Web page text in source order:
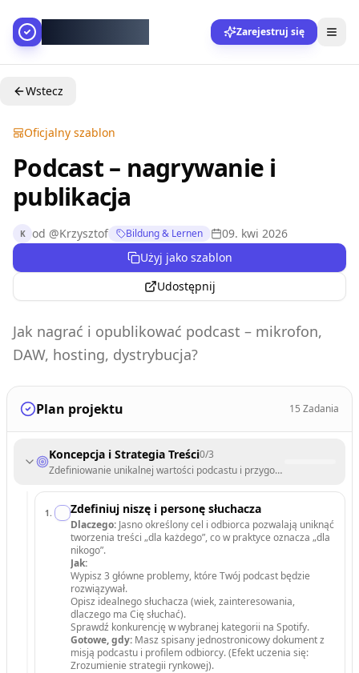
Zarejestruj się
Wstecz
Oficjalny szablon
Podcast – nagrywanie i
publikacja
K od @Krzysztof Bildung & Lernen
09. kwi 2026
Użyj jako szablon
Udostępnij
Jak nagrać i opublikować podcast – mikrofon,
DAW, hosting, dystrybucja?
Plan projektu 15 Zadania
Koncepcja i Strategia Treści0/3
Zdefiniowanie unikalnej wartości podcastu i przygotowanie
1 . Zdefiniuj niszę i personę słuchacza
Dlaczego: Jasno określony cel i odbiorca pozwalają uniknąć
tworzenia treści „dla każdego”, co w praktyce oznacza „dla
nikogo”.
Jak:
Wypisz 3 główne problemy, które Twój podcast będzie
rozwiązywał.
Opisz idealnego słuchacza (wiek, zainteresowania,
dlaczego ma Cię słuchać).
Sprawdź konkurencję w wybranej kategorii na Spotify.
Gotowe, gdy: Masz spisany jednostronicowy dokument z
misją podcastu i profilem odbiorcy. (Efekt uczenia się:
Zrozumienie strategii rynkowej).